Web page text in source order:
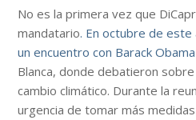
No es la primera vez que
mandatario. En octubre de
un encuentro con Barack Obama
Blanca, donde debatieron
cambio climático. Durante la
urgencia de tomar más